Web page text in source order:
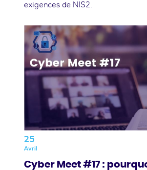
exigences de NIS2.
25
Avril
Cyber Meet #17 :